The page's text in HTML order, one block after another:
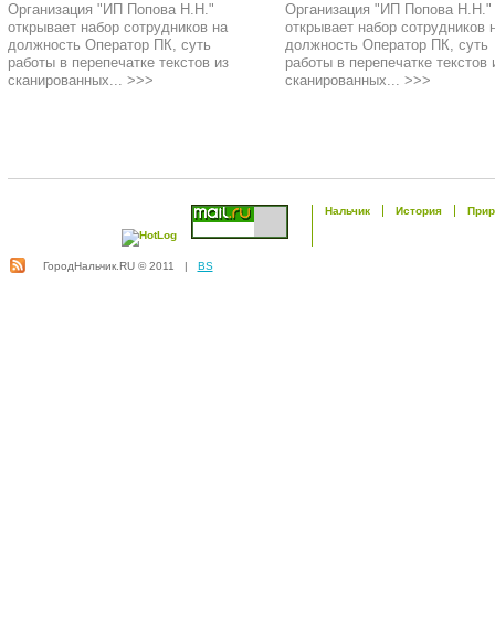
Организация "ИП Попова Н.Н."
открывает набор сотрудников на
должность Оператор ПК, суть
работы в перепечатке текстов из
сканированных... >>>
Организация "ИП Попова Н.Н."
открывает набор сотрудников
должность Оператор ПК, суть
работы в перепечатке текстов
сканированных... >>>
Нальчик История
ГородНальчик.RU © 2011 | BS